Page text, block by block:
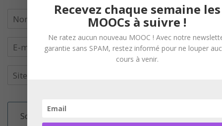
Recevez chaque semaine les
MOOCs à suivre !
Ne ratez aucun nouveau MOOC ! Avec notre
garantie sans SPAM, restez informé pour ne louper
cours à venir.